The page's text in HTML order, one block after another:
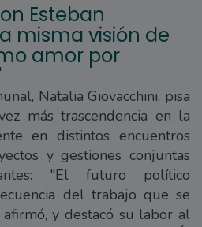
Esteban
misma visión de
amor por
Natalia Giovacchini, pisa
más trascendencia en la
en distintos encuentros
y gestiones conjuntas
"El futuro político
del trabajo que se
y destacó su labor al